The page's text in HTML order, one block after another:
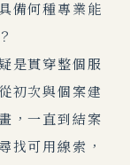
備何種專業能
是貫穿整個服
初次與個案建
，一直到結案
找可用線索，